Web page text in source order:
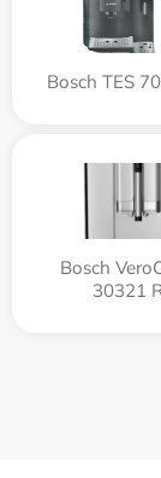
Bosch TES
Bosch
30321